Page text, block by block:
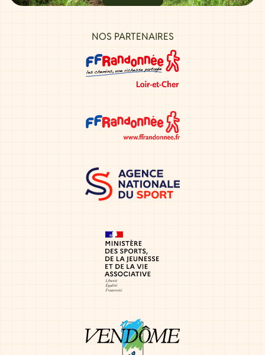
NOS PARTENAIRES